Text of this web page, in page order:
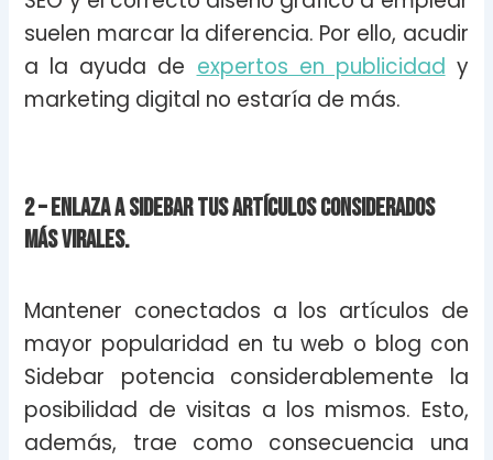
suelen marcar la diferencia. Por ello, acudir
a la ayuda de expertos en publicidad y
marketing digital no estaría de más.
2 – Enlaza a sidebar tus artículos considerados
más virales.
Mantener conectados a los artículos de
mayor popularidad en tu web o blog con
Sidebar potencia considerablemente la
posibilidad de visitas a los mismos. Esto,
además, trae como consecuencia una